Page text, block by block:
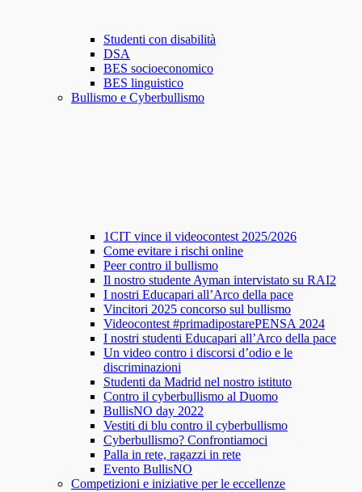
Studenti con disabilità
DSA
BES socioeconomico
BES linguistico
Bullismo e Cyberbullismo
1CIT vince il videocontest 2025/2026
Come evitare i rischi online
Peer contro il bullismo
Il nostro studente Ayman intervistato su RAI2
I nostri Educapari all’Arco della pace
Vincitori 2025 concorso sul bullismo
Videocontest #primadipostarePENSA 2024
I nostri studenti Educapari all’Arco della pace
Un video contro i discorsi d’odio e le
discriminazioni
Studenti da Madrid nel nostro istituto
Contro il cyberbullismo al Duomo
BullisNO day 2022
Vestiti di blu contro il cyberbullismo
Cyberbullismo? Confrontiamoci
Palla in rete, ragazzi in rete
Evento BullisNO
Competizioni e iniziative per le eccellenze